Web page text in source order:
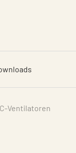
Ventilatoren